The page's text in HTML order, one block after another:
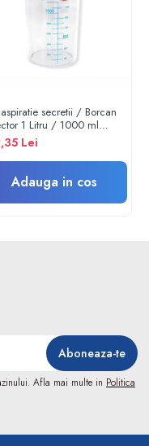
secretii / Borcan
1 Litru / 1000 ml
aspirator chirurgical -
121°C - capac si
incluse
Lei
Adauga in cos
Afla mai multe in Politica